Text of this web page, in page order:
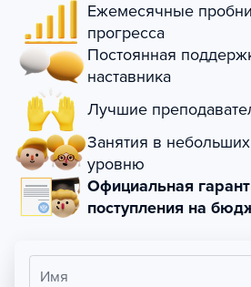
Ежемесячные
прогресса
Постоянная
наставника
Лучшие
Занятия в
уровню
Официальная
поступления на
Имя